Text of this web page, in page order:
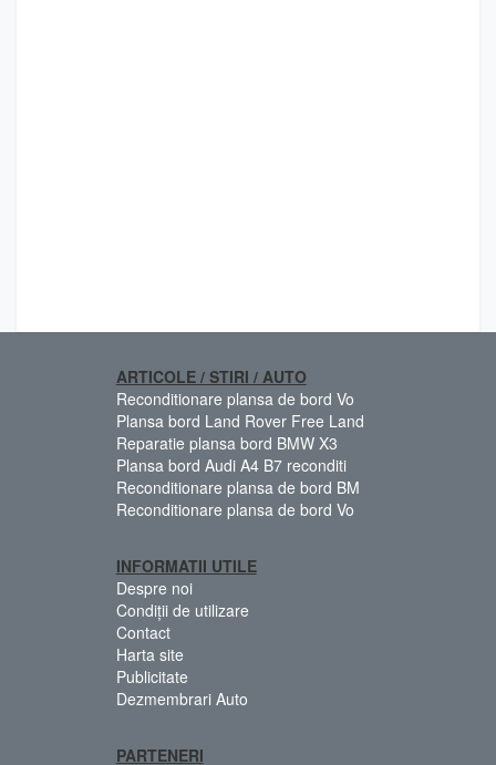
ARTICOLE / STIRI / AUTO
Reconditionare plansa de bord Vo
Plansa bord Land Rover Free Land
Reparatie plansa bord BMW X3
Plansa bord Audi A4 B7 reconditi
Reconditionare plansa de bord BM
Reconditionare plansa de bord Vo
INFORMATII UTILE
Despre noi
Condiții de utilizare
Contact
Harta site
Publicitate
Dezmembrari Auto
PARTENERI